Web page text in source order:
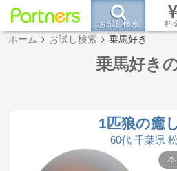
お試し検索 料
ホーム お試し検索 乗馬好き
乗馬好き
1匹狼の癒
60代 千葉県